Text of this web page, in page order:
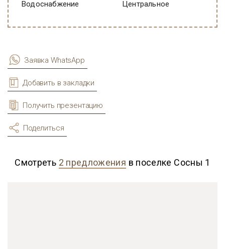
Водоснабжение
Центральное
Заявка WhatsApp
Добавить в закладки
Получить презентацию
Поделиться
Смотреть 2 предложения в поселке Сосны 1